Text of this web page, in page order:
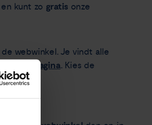
kunt zo gratis onze
webwinkel. Je vindt alle
pagina. Kies de